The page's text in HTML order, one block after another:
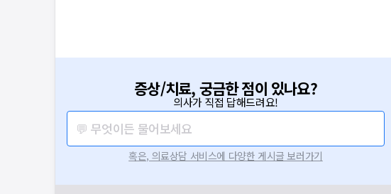
증상/치료, 궁금한 점이 있나요?
의사가 직접 답해드려요!
💬 무엇이든 물어보세요
혹은, 의료상담 서비스에 다양한 게시글 보러가기